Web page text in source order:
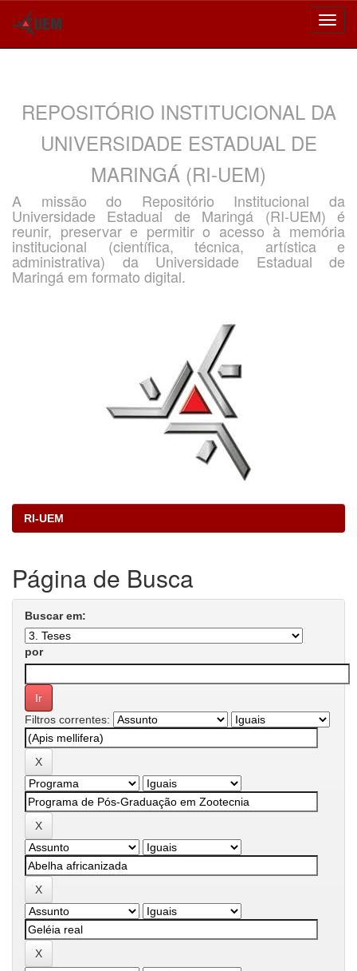
REPOSITÓRIO INSTITUCIONAL DA
UNIVERSIDADE ESTADUAL DE
MARINGÁ (RI-UEM)
A missão do Repositório Institucional da
Universidade Estadual de Maringá (RI-UEM) é
reunir, preservar e permitir o acesso à memória
institucional (científica, técnica, artística e
administrativa) da Universidade Estadual de
Maringá em formato digital.
RI-UEM
Página de Busca
Buscar em:
por
Filtros correntes: